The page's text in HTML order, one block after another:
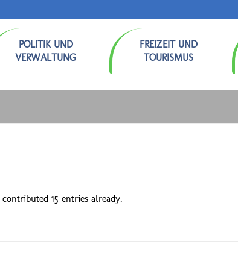
POLITIK UND
VERWALTUNG
FREIZEIT UND
TOURISMUS
contributed 15 entries already.